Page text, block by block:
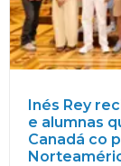
Inés Rey
e alumnas
Canadá co